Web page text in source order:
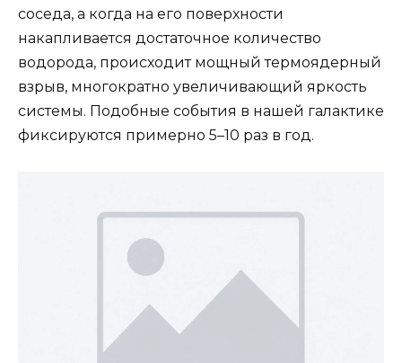
соседа, а когда на его поверхности
накапливается достаточное количество
водорода, происходит мощный термоядерный
взрыв, многократно увеличивающий яркость
системы. Подобные события в нашей галактике
фиксируются примерно 5–10 раз в год.